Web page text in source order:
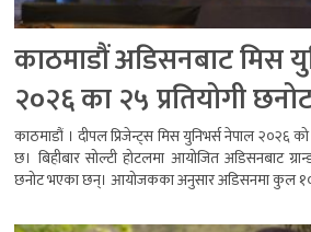
काठमाडौं अडिसनबाट मिस
२०२६ का २५ प्रतियोगी
काठमाडौं । दीपल प्रिजेन्ट्स मिस युनिभर्स नेपाल २०२६
छ। बिहीबार सोल्टी होटलमा आयोजित अडिसनबाट
छनोट भएका छन्। आयोजकका अनुसार अडिसनमा कुल